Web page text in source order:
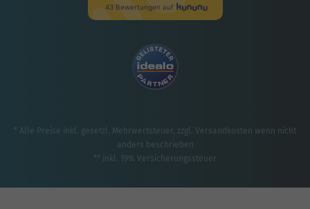
* Alle Preise inkl. gesetzl. Mehrwertsteuer, zzgl. Versandkosten wenn nicht
anders beschrieben
** inkl. 19% Versicherungssteuer